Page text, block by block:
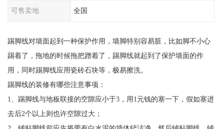
可售卖地 全国
踢脚线对墙面起到一种保护作用，墙脚特别容易脏，比如脚不小心
踢着了，拖地的时候拖把蹭着了，踢脚线就起到了保护墙面的作
用，同时踢脚线应用瓷砖石块等，极易擦洗。
踢脚线的装修有哪些注意事项：
1、踢脚线与地板联接的空隙应小于3，用1元钱的塞一下，假如塞进
去后2个以上则也许空隙过大；